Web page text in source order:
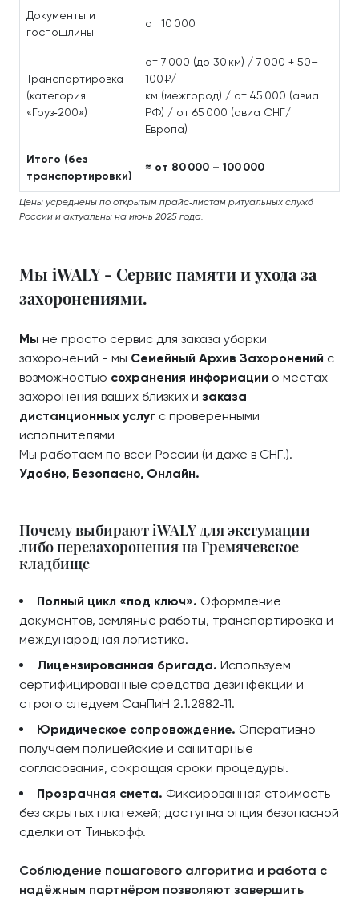
Документы и
госпошлины
от 10 000
Транспортировка
(категория
«Груз‑200»)
от 7 000 (до 30 км) / 7 000 + 50–
100 ₽/
км (межгород) / от 45 000 (авиа
РФ) / от 65 000 (авиа СНГ/
Европа)
Итого (без
транспортировки)
≈ от 80 000 – 100 000
Цены усреднены по открытым прайс‑листам ритуальных служб
России и актуальны на июнь 2025 года.
Мы iWALY - Сервис памяти и ухода за
захоронениями.
Мы не просто сервис для заказа уборки
захоронений - мы Семейный Архив Захоронений с
возможностью сохранения информации о местах
захоронения ваших близких и заказа
дистанционных услуг с проверенными
исполнителями
Мы работаем по всей России (и даже в СНГ!).
Удобно, Безопасно, Онлайн.
Почему выбирают iWALY для эксгумации
либо перезахоронения на Гремячевское
кладбище
Полный цикл «под ключ». Оформление
документов, земляные работы, транспортировка и
международная логистика.
Лицензированная бригада. Используем
сертифицированные средства дезинфекции и
строго следуем СанПиН 2.1.2882‑11.
Юридическое сопровождение. Оперативно
получаем полицейские и санитарные
согласования, сокращая сроки процедуры.
Прозрачная смета. Фиксированная стоимость
без скрытых платежей; доступна опция безопасной
сделки от Тинькофф.
Соблюдение пошагового алгоритма и работа с
надёжным партнёром позволяют завершить